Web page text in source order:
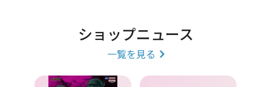
ショップニュース
一覧を見る